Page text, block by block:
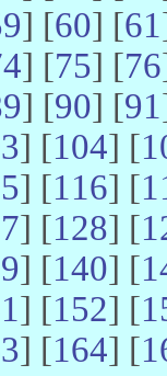
] [60] [61
] [75] [76
] [90] [91
] [104] [
] [116] [
] [128] [
] [140] [
] [152] [
] [164] [